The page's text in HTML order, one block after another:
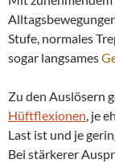
Stufe, normales
sogar langsames
Zu den Auslösern
Hüftflexionen, je
Last ist und je
Bei stärkerer